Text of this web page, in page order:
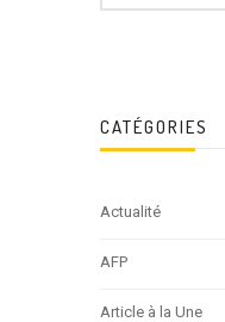
CATÉGORIES
Actualité
AFP
Article à la Une